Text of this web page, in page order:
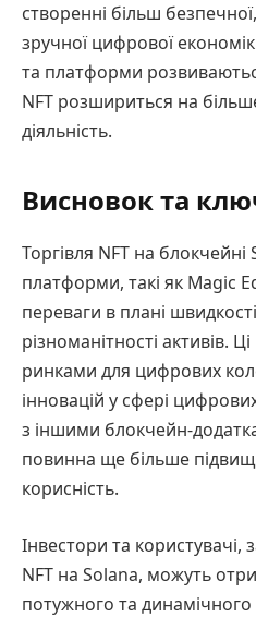
створенні більш
зручної цифрової
та платформи
NFT розшириться на
діяльність.
Висновок та
Торгівля NFT на блокчейні
платформи, такі як Magic
переваги в плані
різноманітності активів.
ринками для цифрових
інновацій у сфері
з іншими блокчейн-
повинна ще більше
корисність.
Інвестори та користувачі,
NFT на Solana, можуть
потужного та